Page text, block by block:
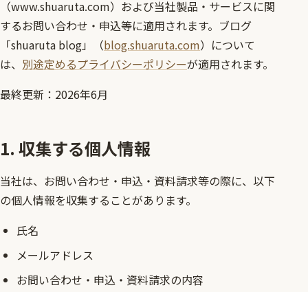
（www.shuaruta.com）および当社製品・サービスに関
するお問い合わせ・申込等に適用されます。ブログ
「shuaruta blog」（blog.shuaruta.com）について
は、 別途定めるプライバシーポリシーが適用されます。
最終更新：2026年6月
1. 収集する個人情報
当社は、お問い合わせ・申込・資料請求等の際に、以下
の個人情報を収集することがあります。
氏名
メールアドレス
お問い合わせ・申込・資料請求の内容